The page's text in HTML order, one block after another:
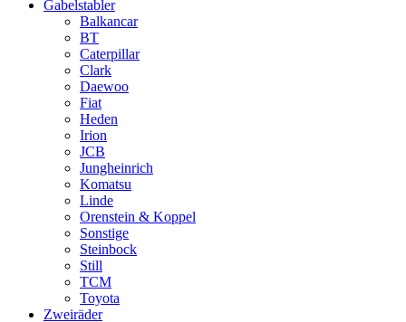
Gabelstabler
Balkancar
BT
Caterpillar
Clark
Daewoo
Fiat
Heden
Irion
JCB
Jungheinrich
Komatsu
Linde
Orenstein & Koppel
Sonstige
Steinbock
Still
TCM
Toyota
Zweiräder